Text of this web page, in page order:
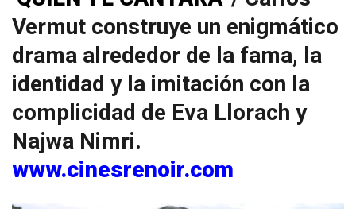
Vermut construye un enigmático
drama alrededor de la fama, la
identidad y la imitación con la
complicidad de Eva Llorach y
Najwa Nimri.
www.cinesrenoir.com